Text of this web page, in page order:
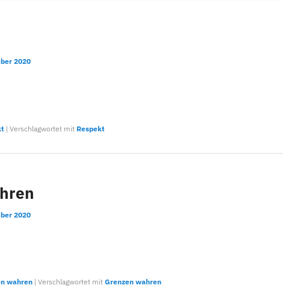
2020
|Verschlagwortet mit Respekt
2020
wahren |Verschlagwortet mit Grenzen wahren